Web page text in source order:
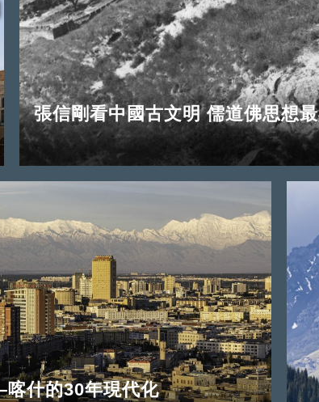
張信剛看中國古文明 儒道佛思想
什的30年現代化